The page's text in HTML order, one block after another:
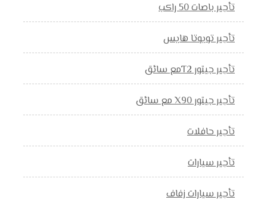
تأجير باصات 50 راكب
تأجير تويوتا هايس
تأجير جيتور T2مع سائق
تأجير جيتور X90 مع سائق
تأجير حافلات
تأجير سيارات
تأجير سيارات زفاف